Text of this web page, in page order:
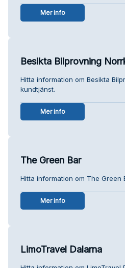
Mer info
Besikta Bilprovning
Hitta information om Besikta
kundtjänst.
Mer info
The Green Bar
Hitta information om The Green
Mer info
LimoTravel Dalarna